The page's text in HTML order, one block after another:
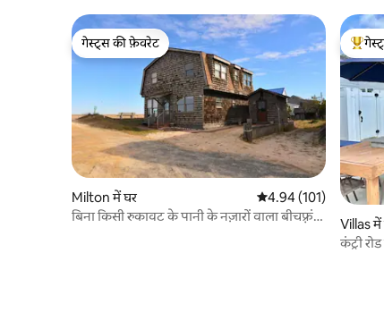
गेस्ट्स की फ़ेवरेट
गेस्ट्स की फ़ेवरेट
Milton में घर औसत रेटिंग 5 में से 4.94,
4.94 (101)
बिना किसी रुकावट के पानी के नज़ारों वाला बीचफ़्रंट
गेस्ट्स
Villas में
कंट्री